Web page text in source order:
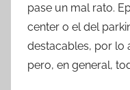
pase un mal rato.
center o el del
destacables, por lo
pero, en general,